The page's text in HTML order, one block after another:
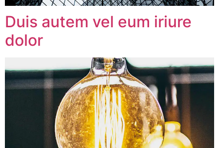
Duis autem vel eum iriure
dolor